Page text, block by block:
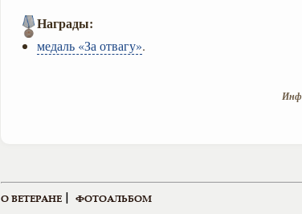
Награды:
медаль «За отвагу».
О ВЕТЕРАНЕ | ФОТОАЛЬБОМ